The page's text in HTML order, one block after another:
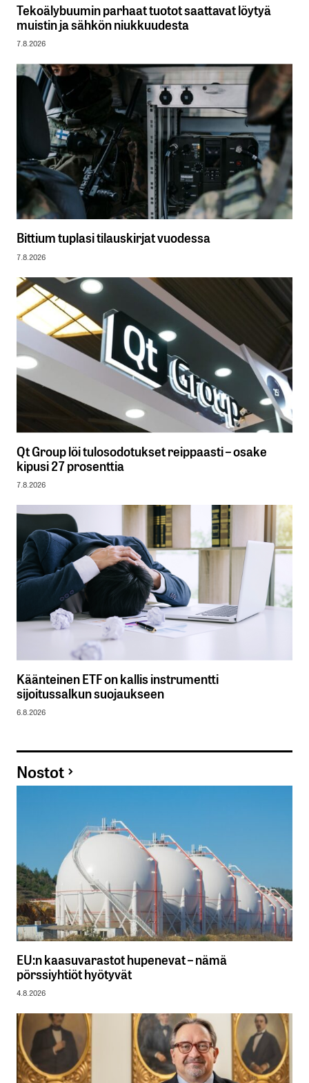
Tekoälybuumin parhaat tuotot saattavat löytyä
muistin ja sähkön niukkuudesta
7.8.2026
Bittium tuplasi tilauskirjat vuodessa
7.8.2026
Qt Group löi tulosodotukset reippaasti – osake
kipusi 27 prosenttia
7.8.2026
Käänteinen ETF on kallis instrumentti
sijoitussalkun suojaukseen
6.8.2026
Nostot
EU:n kaasuvarastot hupenevat – nämä
pörssiyhtiöt hyötyvät
4.8.2026